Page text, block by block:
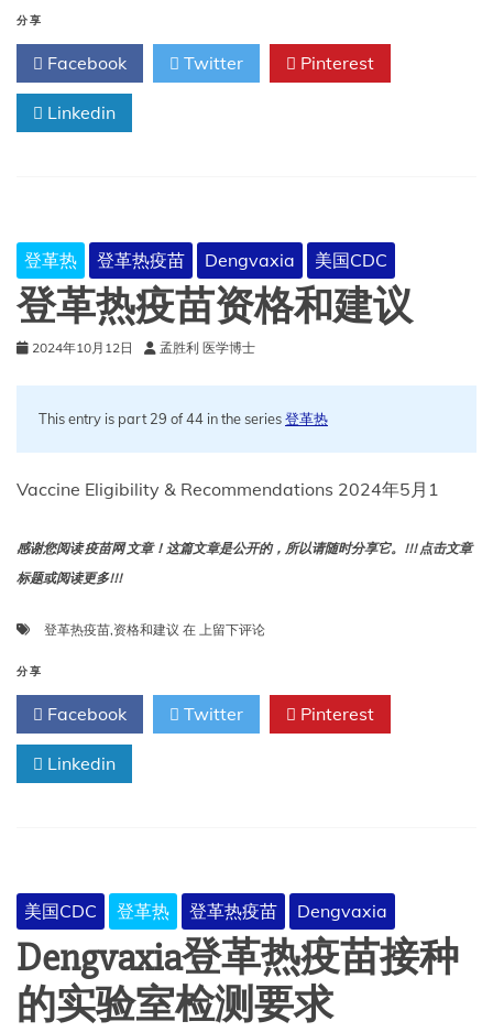
疫
苗
计
分享
Facebook Twitter Pinterest
Linkedin
登革热 登革热疫苗 Dengvaxia 美国CDC
登革热疫苗资格和建议
2024年10月12日 孟胜利 医学博士
This entry is part 29 of 44 in the series登革热
Vaccine Eligibility & Recommendations 2024年5月1
感谢您阅读 疫苗网 文章！这篇文章是公开的，所以请随时分享它。!!! 点击文章
标题或阅读更多!!!
登革热疫苗,资格和建议 在 登
疫
苗
资
上留下评论
分享
Facebook Twitter Pinterest
Linkedin
美国CDC 登革热 登革热疫苗 Dengvaxia
Dengvaxia登革热疫苗接种
的实验室检测要求